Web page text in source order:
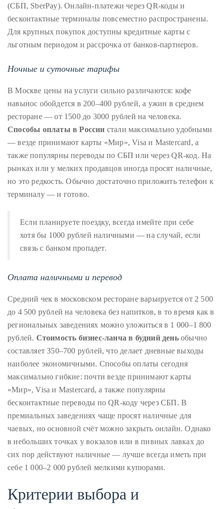
(СБП, SberPay). Онлайн-платежи через QR-коды и
бесконтактные терминалы повсеместно распространены.
Для крупных покупок доступны кредитные карты с
льготным периодом и рассрочка от банков-партнеров.
Ночные и суточные тарифы
В Москве цены на услуги сильно различаются: кофе
навынос обойдется в 200–400 рублей, а ужин в среднем
ресторане — от 1500 до 3000 рублей на человека.
Способы оплаты в России стали максимально удобными
— везде принимают карты «Мир», Visa и Mastercard, а
также популярны переводы по СБП или через QR-код. На
рынках или у мелких продавцов иногда просят наличные,
но это редкость. Обычно достаточно приложить телефон к
терминалу — и готово.
Если планируете поездку, всегда имейте при себе
хотя бы 1000 рублей наличными — на случай, если
связь с банком пропадет.
Оплата наличными и перевод
Средний чек в московском ресторане варьируется от 2 500
до 4 500 рублей на человека без напитков, в то время как в
региональных заведениях можно уложиться в 1 000–1 800
рублей. Стоимость бизнес-ланча в будний деньобычно
составляет 350–700 рублей, что делает дневные выходы
наиболее экономичными. Способы оплаты сегодня
максимально гибкие: почти везде принимают карты
«Мир», Visa и Mastercard, а также популярны
бесконтактные переводы по QR-коду через СБП. В
премиальных заведениях чаще просят наличные для
чаевых, но основной счёт можно закрыть онлайн. Однако
в небольших точках у вокзалов или в пивных лавках до
сих пор действуют наличные — лучше всегда иметь при
себе 1 000–2 000 рублей мелкими купюрами.
Критерии выбора и